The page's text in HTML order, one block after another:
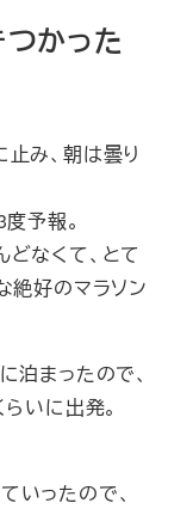
かった
み、朝は曇り
予報。
なくて、とて
絶好のマラソン
泊まったので、
いに出発。
いったので、